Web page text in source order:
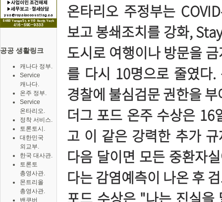
공공 생활링크
캐나다 정부.
Service
캐나다.
온주 정부.
Service
온타리오.
정착 서비스.
토론토시.
대한민국
외교부.
한국 대사관.
토론토
총영사관.
몬트리올
총영사관.
밴쿠버
온타리오 주정부는
보고 봉쇄조치를 강화,
도시로 여행이나 방문을
를 다시 10명으로 줄였다
경찰에 불심검문 권한을
더그 포드 온주 수상은 16
고 이 같은 강력한 추가
다음 달이면 모든 중환자
다는 감염예측이 나온 후